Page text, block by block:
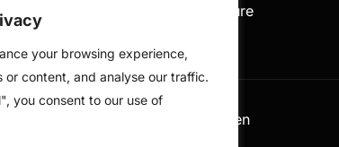
your browsing experience,
or content, and analyse our traffic.
you consent to our use of
Klachtenprocedure
– alle rechten voorbehouden